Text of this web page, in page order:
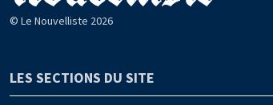
© Le Nouvelliste 2026
LES SECTIONS DU SITE